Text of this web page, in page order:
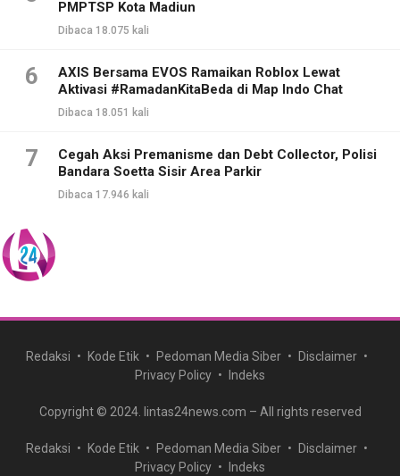
PMPTSP Kota Madiun
Dibaca 18.075 kali
6
AXIS Bersama EVOS Ramaikan Roblox Lewat
Aktivasi #RamadanKitaBeda di Map Indo Chat
Dibaca 18.051 kali
7
Cegah Aksi Premanisme dan Debt Collector, Polisi
Bandara Soetta Sisir Area Parkir
Dibaca 17.946 kali
Redaksi Kode Etik Pedoman Media Siber
Disclaimer
Privacy Policy
Indeks
Copyright © 2024. lintas24news.com – All rights reserved
Redaksi Kode Etik Pedoman Media Siber
Disclaimer
Privacy Policy
Indeks